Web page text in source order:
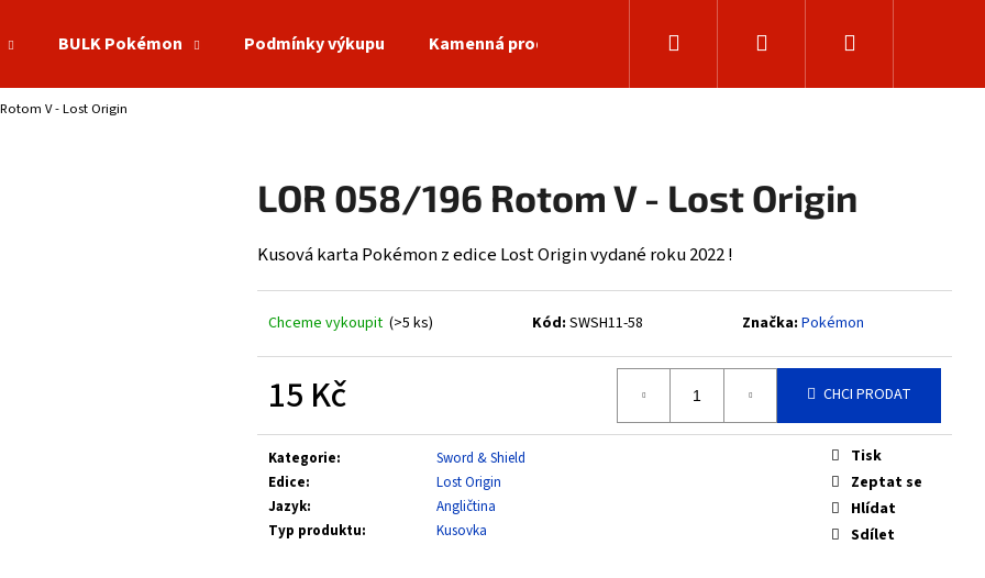
BULK Pokémon Podmínky výkupu Kamenná prodejna Přihlášení
V - Lost Origin
LOR 058/196 Rotom V - Lost Origin
Kusová karta Pokémon z edice Lost Origin vydané roku 2022 !
Chceme vykoupit (>5 ks) Kód: SWSH11-58 Značka: Pokémon
15 Kč
cena:
CHCI PRODAT
Kategorie:
Sword & Shield
Edice:
Lost Origin
Jazyk:
Angličtina
Typ produktu: Kusovka
Tisk
Zeptat se
Hlídat
Sdílet
Co potřebujete najít?
HLEDAT
Následující
SVP 051 SNORLAX - BLACK STAR PROMOS
POR 104/088 MEGA ZYGARDE EX - PERFECT